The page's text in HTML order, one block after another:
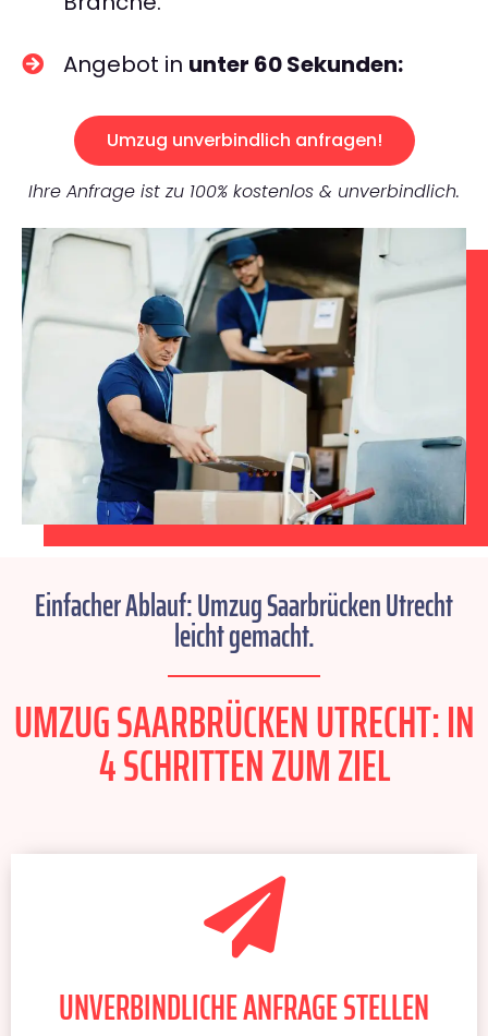
Angebot in unter 60 Sekunden:
Umzug unverbindlich anfragen!
Ihre Anfrage ist zu 100% kostenlos & unverbindlich.
Einfacher Ablauf: Umzug Saarbrücken Utrecht
leicht gemacht.
UMZUG SAARBRÜCKEN UTRECHT: IN
4 SCHRITTEN ZUM ZIEL
UNVERBINDLICHE ANFRAGE STELLEN